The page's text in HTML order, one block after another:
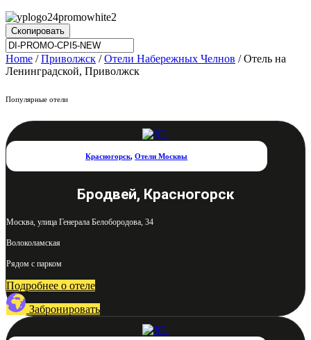
Скопировать
Home /Приволжск /Отели Набережных Челнов / Отель на
Ленинградской, Приволжск
Популярные отели
Красногорск,Отели Москвы
Бродвей, Красногорск
Москва, улица Генерала Белобородова, 34
Волоколамская
Рядом с парком
Подробнее о отеле
Забронировать